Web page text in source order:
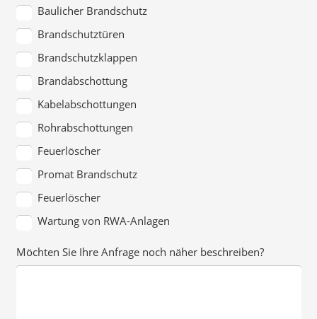
Baulicher Brandschutz
Brandschutztüren
Brandschutzklappen
Brandabschottung
Kabelabschottungen
Rohrabschottungen
Feuerlöscher
Promat Brandschutz
Feuerlöscher
Wartung von RWA-Anlagen
Möchten Sie Ihre Anfrage noch näher beschreiben?